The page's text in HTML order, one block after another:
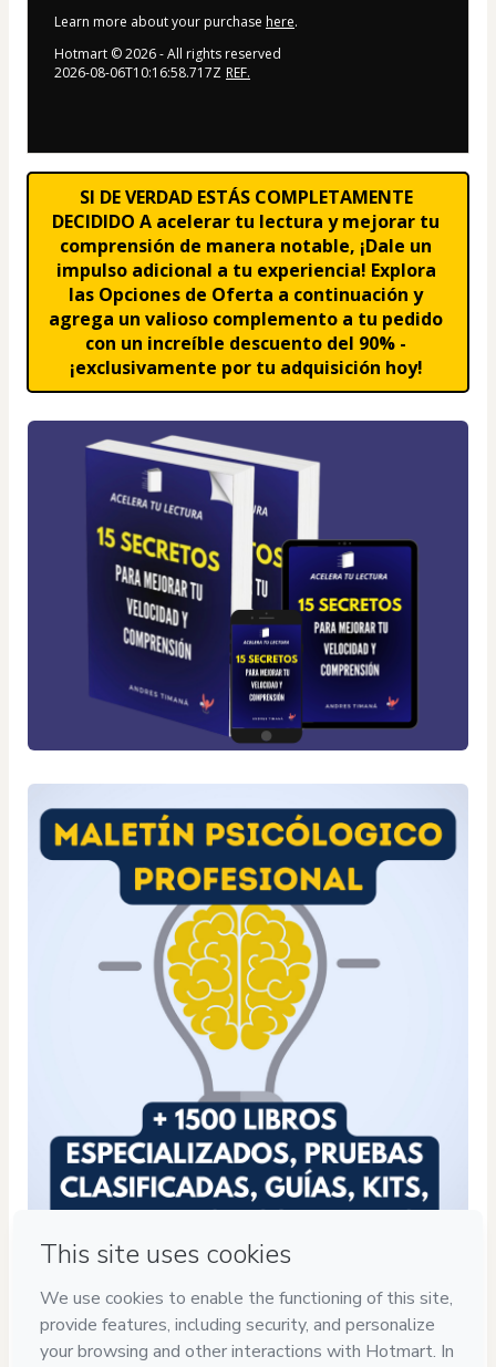
Learn more about your purchase here.
Hotmart ©2026- All rights reserved
2026-08-06T10:16:58.717Z REF.
SI DE VERDAD ESTÁS COMPLETAMENTE
DECIDIDO A acelerar tu lectura y mejorar tu
comprensión de manera notable, ¡Dale un
impulso adicional a tu experiencia! Explora
las Opciones de Oferta a continuación y
agrega un valioso complemento a tu pedido
con un increíble descuento del 90% -
¡exclusivamente por tu adquisición hoy!
Luis M., Profesional
y Lector Ávido